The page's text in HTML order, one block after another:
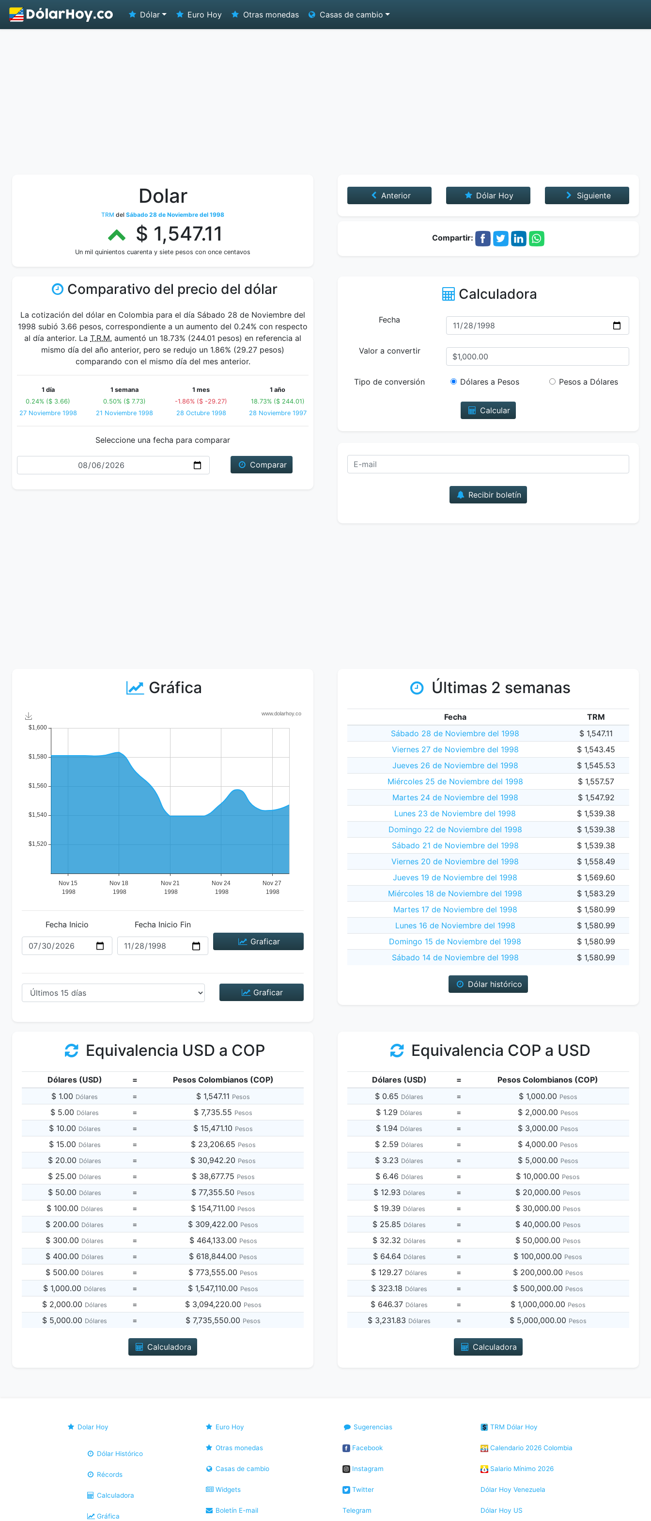
Dólar Euro Hoy Otras monedas Casas de cambio
Dolar
TRM del Sábado 28 de Noviembre del 1998
$ 1,547.11
Un mil quinientos cuarenta y siete pesos con once centavos
Anterior Dólar Hoy Siguiente
Compartir:
Comparativo del precio del dólar
La cotización del dólar en Colombia para el día Sábado 28 de Noviembre del
1998 subió 3.66 pesos, correspondiente a un aumento del 0.24% con respecto
al día anterior. La T.R.M. aumentó un 18.73% (244.01 pesos) en referencia al
mismo día del año anterior, pero se redujo un 1.86% (29.27 pesos)
comparando con el mismo día del mes anterior.
1 día
0.24% ($ 3.66)
27 Noviembre 1998
1 semana
0.50% ($ 7.73)
21 Noviembre 1998
1 mes
-1.86% ($ -29.27)
28 Octubre 1998
1 año
18.73% ($ 244.01)
28 Noviembre 1997
Seleccione una fecha para comparar
Fecha
Comparar
Calculadora
Fecha
Valor a convertir
Tipo de conversión Dólares a Pesos Pesos a Dólares
Calcular
Recibir boletín
Gráfica
Fecha Inicio
Fecha Inicio Fin
Graficar
Graficar
Últimas 2 semanas
Fecha
TRM
Sábado 28 de Noviembre del 1998
$ 1,547.11
Viernes 27 de Noviembre del 1998
$ 1,543.45
Jueves 26 de Noviembre del 1998
$ 1,545.53
Miércoles 25 de Noviembre del 1998
$ 1,557.57
Martes 24 de Noviembre del 1998
$ 1,547.92
Lunes 23 de Noviembre del 1998
$ 1,539.38
Domingo 22 de Noviembre del 1998
$ 1,539.38
Sábado 21 de Noviembre del 1998
$ 1,539.38
Viernes 20 de Noviembre del 1998
$ 1,558.49
Jueves 19 de Noviembre del 1998
$ 1,569.60
Miércoles 18 de Noviembre del 1998
$ 1,583.29
Martes 17 de Noviembre del 1998
$ 1,580.99
Lunes 16 de Noviembre del 1998
$ 1,580.99
Domingo 15 de Noviembre del 1998
$ 1,580.99
Sábado 14 de Noviembre del 1998
$ 1,580.99
Dólar histórico
Equivalencia USD a COP
Dólares (USD) =
Pesos Colombianos (COP)
$ 1.00 Dólares = $ 1,547.11 Pesos
$ 5.00 Dólares = $ 7,735.55 Pesos
$ 10.00 Dólares = $ 15,471.10 Pesos
$ 15.00 Dólares = $ 23,206.65 Pesos
$ 20.00 Dólares = $ 30,942.20 Pesos
$ 25.00 Dólares = $ 38,677.75 Pesos
$ 50.00 Dólares = $ 77,355.50 Pesos
$ 100.00 Dólares = $ 154,711.00 Pesos
$ 200.00 Dólares = $ 309,422.00 Pesos
$ 300.00 Dólares = $ 464,133.00 Pesos
$ 400.00 Dólares = $ 618,844.00 Pesos
$ 500.00 Dólares = $ 773,555.00 Pesos
$ 1,000.00 Dólares = $ 1,547,110.00 Pesos
$ 2,000.00 Dólares = $ 3,094,220.00 Pesos
$ 5,000.00 Dólares = $ 7,735,550.00 Pesos
Calculadora
Equivalencia COP a USD
Dólares (USD) =
Pesos Colombianos (COP)
$ 0.65 Dólares = $ 1,000.00 Pesos
$ 1.29 Dólares = $ 2,000.00 Pesos
$ 1.94 Dólares = $ 3,000.00 Pesos
$ 2.59 Dólares = $ 4,000.00 Pesos
$ 3.23 Dólares = $ 5,000.00 Pesos
$ 6.46 Dólares = $ 10,000.00 Pesos
$ 12.93 Dólares = $ 20,000.00 Pesos
$ 19.39 Dólares = $ 30,000.00 Pesos
$ 25.85 Dólares = $ 40,000.00 Pesos
$ 32.32 Dólares = $ 50,000.00 Pesos
$ 64.64 Dólares = $ 100,000.00 Pesos
$ 129.27 Dólares = $ 200,000.00 Pesos
$ 323.18 Dólares = $ 500,000.00 Pesos
$ 646.37 Dólares = $ 1,000,000.00 Pesos
$ 3,231.83 Dólares = $ 5,000,000.00 Pesos
Calculadora
Dolar Hoy
Dólar Histórico
Récords
Calculadora
Gráfica
Euro Hoy
Otras monedas
Casas de cambio
Widgets
Boletín E-mail
Sugerencias
Facebook
Instagram
Twitter
Telegram
TRM Dólar Hoy
Calendario 2026 Colombia
Salario Mínimo 2026
Dólar Hoy Venezuela
Dólar Hoy US